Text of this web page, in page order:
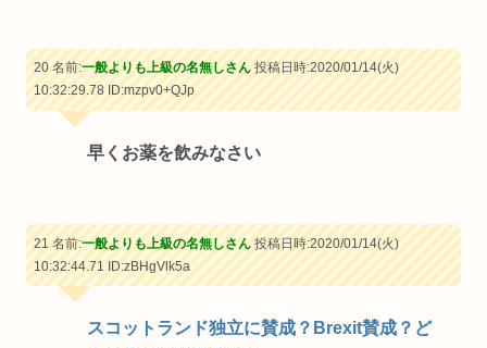
20 名前:一般よりも上級の名無しさん投稿日時:2020/01/14(火)
10:32:29.78ID:mzpv0+QJp
早くお薬を飲みなさい
21 名前:一般よりも上級の名無しさん投稿日時:2020/01/14(火)
10:32:44.71ID:zBHgVlk5a
スコットランド独立に賛成？Brexit賛成？ど